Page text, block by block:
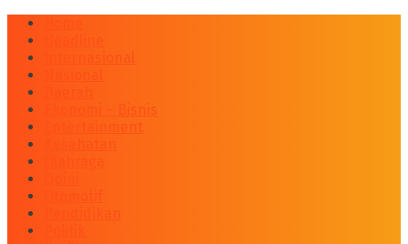
Internasional
Ekonomi – Bisnis
Entertainment